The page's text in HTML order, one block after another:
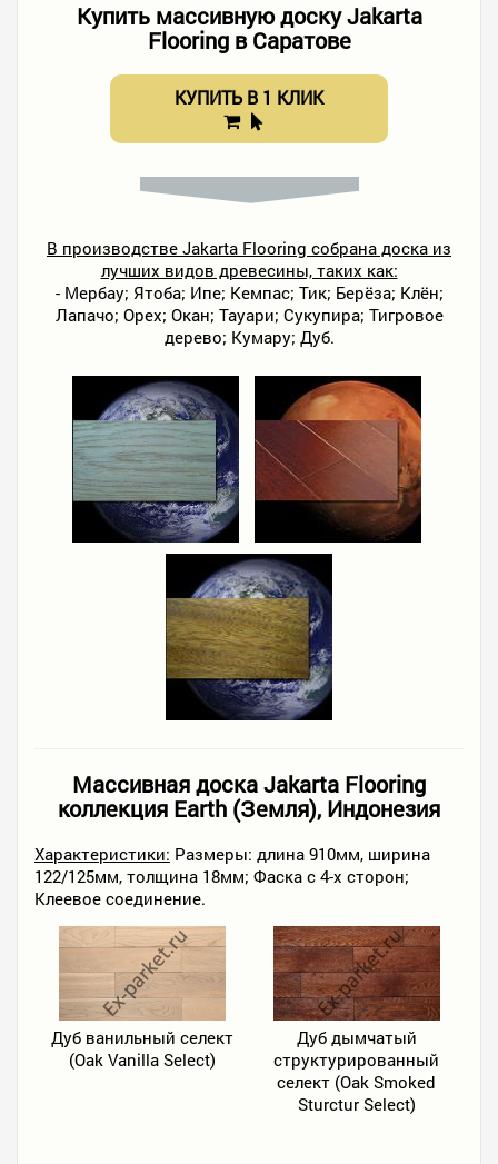
Купить массивную доску Jakarta
Flooring в Саратове
КУПИТЬ В 1 КЛИК
В производстве Jakarta Flooring собрана доска из
лучших видов древесины, таких как:
- Мербау; Ятоба; Ипе; Кемпас; Тик; Берёза; Клён;
Лапачо; Орех; Окан; Тауари; Сукупира; Тигровое
дерево; Кумару; Дуб.
Массивная доска Jakarta Flooring
коллекция Earth (Земля), Индонезия
Характеристики: Размеры: длина 910мм, ширина
122/125мм, толщина 18мм; Фаска с 4-х сторон;
Клеевое соединение.
Дуб ванильный селект
(Oak Vanilla Select)
Дуб дымчатый
структурированный
селект (Oak Smoked
Sturctur Select)